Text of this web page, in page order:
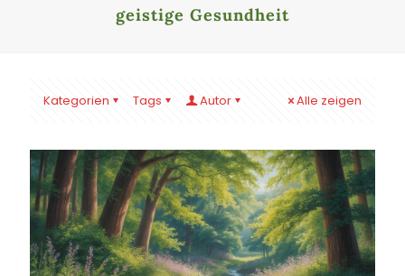
geistige Gesundheit
Kategorien Tags Autor Alle zeigen